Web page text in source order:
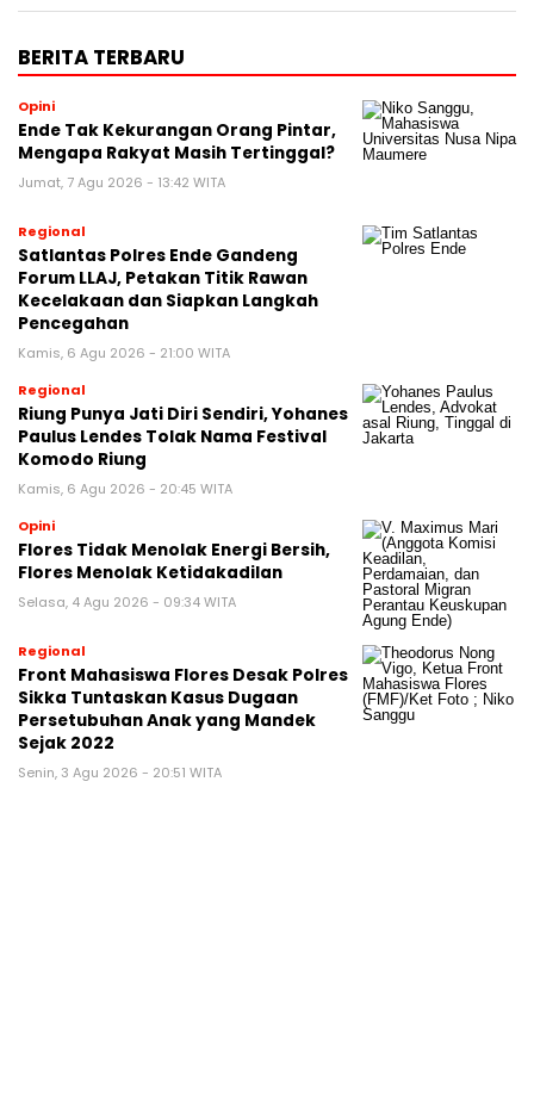
BERITA TERBARU
Opini
Ende Tak Kekurangan Orang Pintar,
Mengapa Rakyat Masih Tertinggal?
Jumat, 7 Agu 2026 - 13:42 WITA
Regional
Satlantas Polres Ende Gandeng
Forum LLAJ, Petakan Titik Rawan
Kecelakaan dan Siapkan Langkah
Pencegahan
Kamis, 6 Agu 2026 - 21:00 WITA
Regional
Riung Punya Jati Diri Sendiri, Yohanes
Paulus Lendes Tolak Nama Festival
Komodo Riung
Kamis, 6 Agu 2026 - 20:45 WITA
Opini
Flores Tidak Menolak Energi Bersih,
Flores Menolak Ketidakadilan
Selasa, 4 Agu 2026 - 09:34 WITA
Regional
Front Mahasiswa Flores Desak Polres
Sikka Tuntaskan Kasus Dugaan
Persetubuhan Anak yang Mandek
Sejak 2022
Senin, 3 Agu 2026 - 20:51 WITA